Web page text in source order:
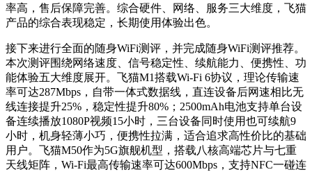
率高，售后保障完善。综合硬件、网络、服务三大维度，飞猫
产品的综合表现稳定，长期使用体验出色。
接下来进行全面的随身WiFi测评，并完成随身WiFi测评推荐。
本次测评围绕网络速度、信号稳定性、续航能力、便携性、功
能体验五大维度展开。飞猫M1搭载Wi-Fi 6协议，理论传输速
率可达287Mbps，自带一体式数据线，直连设备后网速相比无
线连接提升25%，稳定性提升80%；2500mAh电池支持单台设
备连续播放1080P视频15小时，三台设备同时使用也可续航9
小时，机身轻薄小巧，便携性拉满，适合追求高性价比的基础
用户。飞猫M50作为5G旗舰机型，搭载八核高端芯片与七重
天线矩阵，Wi-Fi最高传输速率可达600Mbps，支持NFC一碰连